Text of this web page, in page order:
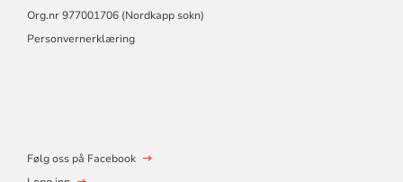
Org.nr 977001706 (Nordkapp sokn)
Personvernerklæring
Følg oss på Facebook